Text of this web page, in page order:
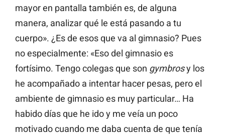
mayor en pantalla también es, de alguna
manera, analizar qué le está pasando a tu
cuerpo». ¿Es de esos que va al gimnasio? Pues
no especialmente: «Eso del gimnasio es
fortísimo. Tengo colegas que son gymbrosy los
he acompañado a intentar hacer pesas, pero el
ambiente de gimnasio es muy particular… Ha
habido días que he ido y me veía un poco
motivado cuando me daba cuenta de que tenía